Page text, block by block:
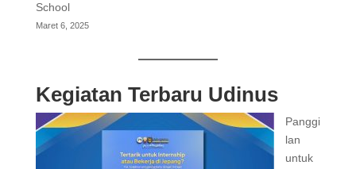
School
Maret 6, 2025
Kegiatan Terbaru Udinus
Panggi
lan
untuk